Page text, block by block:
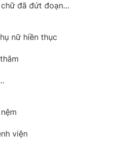
đã đứt đoạn…
nữ hiền thục
viện